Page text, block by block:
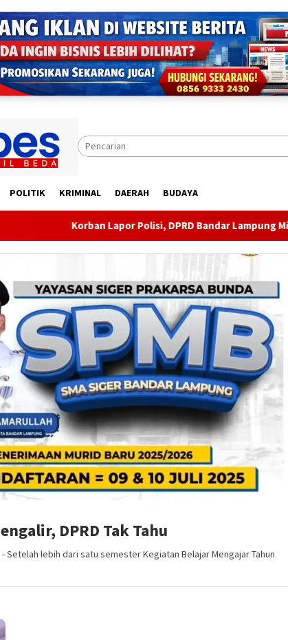
POLITIK KRIMINAL DAERAH BUDAYA
Korban Lapor Polisi, DPRD Bandar Lampung Minta
DPRD Tak Tahu
Setelah lebih dari satu semester Kegiatan Belajar Mengajar Tahun